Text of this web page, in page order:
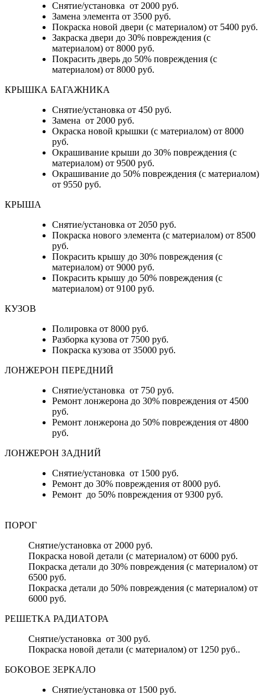
Снятие/установка от 2000 руб.
Замена элемента от 3500 руб.
Покраска новой двери (с материалом) от 5400 руб.
Закраска двери до 30% повреждения (с
материалом) от 8000 руб.
Покрасить дверь до 50% повреждения (с
материалом) от 8000 руб.
КРЫШКА БАГАЖНИКА
Снятие/установка от 450 руб.
Замена от 2000 руб.
Окраска новой крышки (с материалом) от 8000
руб.
Окрашивание крыши до 30% повреждения (с
материалом) от 9500 руб.
Окрашивание до 50% повреждения (с материалом)
от 9550 руб.
КРЫША
Снятие/установка от 2050 руб.
Покраска нового элемента (с материалом) от 8500
руб.
Покрасить крышу до 30% повреждения (с
материалом) от 9000 руб.
Покрасить крышу до 50% повреждения (с
материалом) от 9100 руб.
КУЗОВ
Полировка от 8000 руб.
Разборка кузова от 7500 руб.
Покраска кузова от 35000 руб.
ЛОНЖЕРОН ПЕРЕДНИЙ
Снятие/установка от 750 руб.
Ремонт лонжерона до 30% повреждения от 4500
руб.
Ремонт лонжерона до 50% повреждения от 4800
руб.
ЛОНЖЕРОН ЗАДНИЙ
Снятие/установка от 1500 руб.
Ремонт до 30% повреждения от 8000 руб.
Ремонт до 50% повреждения от 9300 руб.
ПОРОГ
Снятие/установка от 2000 руб.
Покраска новой детали (с материалом) от 6000 руб.
Покраска детали до 30% повреждения (с материалом) от
6500 руб.
Покраска детали до 50% повреждения (с материалом) от
6000 руб.
РЕШЕТКА РАДИАТОРА
Снятие/установка от 300 руб.
Покраска новой детали (с материалом) от 1250 руб..
БОКОВОЕ ЗЕРКАЛО
Снятие/установка от 1500 руб.